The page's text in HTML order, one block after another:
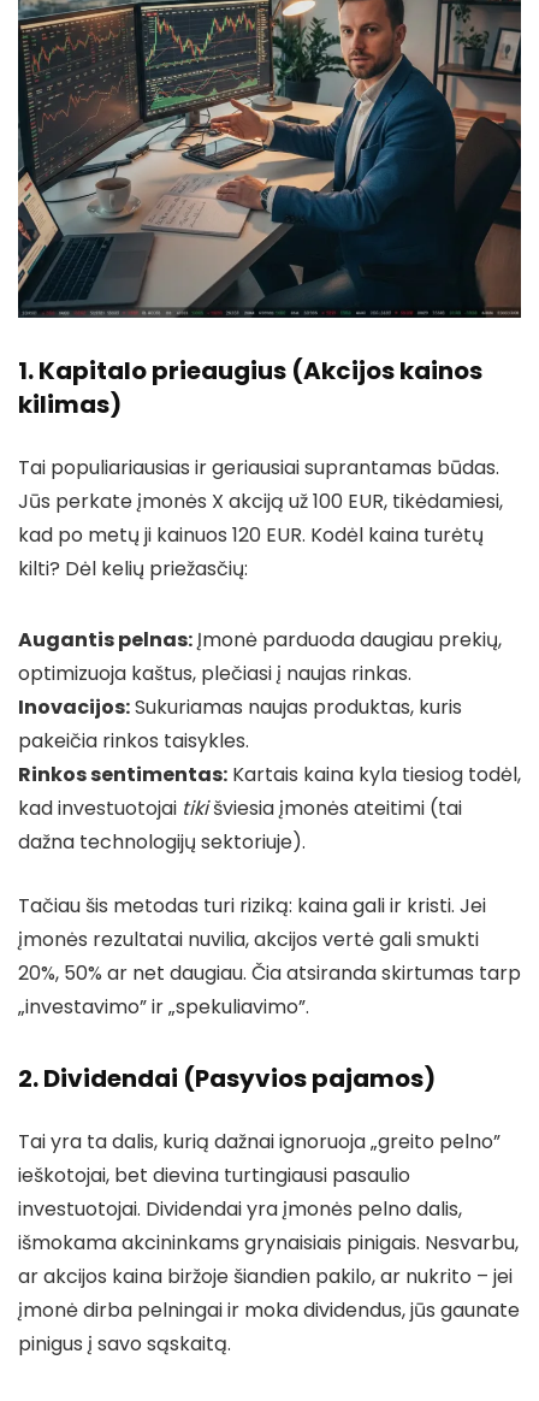
1. Kapitalo prieaugius (Akcijos kainos
kilimas)
Tai populiariausias ir geriausiai suprantamas būdas.
Jūs perkate įmonės X akciją už 100 EUR, tikėdamiesi,
kad po metų ji kainuos 120 EUR. Kodėl kaina turėtų
kilti? Dėl kelių priežasčių:
Augantis pelnas:Įmonė parduoda daugiau prekių,
optimizuoja kaštus, plečiasi į naujas rinkas.
Inovacijos:Sukuriamas naujas produktas, kuris
pakeičia rinkos taisykles.
Rinkos sentimentas: Kartais kaina kyla tiesiog todėl,
kad investuotojai tikišviesia įmonės ateitimi (tai
dažna technologijų sektoriuje).
Tačiau šis metodas turi riziką: kaina gali ir kristi. Jei
įmonės rezultatai nuvilia, akcijos vertė gali smukti
20%, 50% ar net daugiau. Čia atsiranda skirtumas tarp
„investavimo” ir „spekuliavimo”.
2. Dividendai (Pasyvios pajamos)
Tai yra ta dalis, kurią dažnai ignoruoja „greito pelno”
ieškotojai, bet dievina turtingiausi pasaulio
investuotojai. Dividendai yra įmonės pelno dalis,
išmokama akcininkams grynaisiais pinigais. Nesvarbu,
ar akcijos kaina biržoje šiandien pakilo, ar nukrito – jei
įmonė dirba pelningai ir moka dividendus, jūs gaunate
pinigus į savo sąskaitą.